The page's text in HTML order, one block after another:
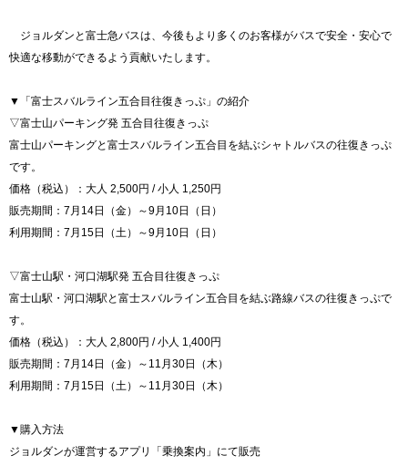
ジョルダンと富士急バスは、今後もより多くのお客様がバスで安全・安心で
快適な移動ができるよう貢献いたします。
▼「富士スバルライン五合目往復きっぷ」の紹介
▽富士山パーキング発 五合目往復きっぷ
富士山パーキングと富士スバルライン五合目を結ぶシャトルバスの往復きっぷ
です。
価格（税込）：大人 2,500円 / 小人 1,250円
販売期間：7月14日（金）～9月10日（日）
利用期間：7月15日（土）～9月10日（日）
▽富士山駅・河口湖駅発 五合目往復きっぷ
富士山駅・河口湖駅と富士スバルライン五合目を結ぶ路線バスの往復きっぷで
す。
価格（税込）：大人 2,800円 / 小人 1,400円
販売期間：7月14日（金）～11月30日（木）
利用期間：7月15日（土）～11月30日（木）
▼購入方法
ジョルダンが運営するアプリ「乗換案内」にて販売